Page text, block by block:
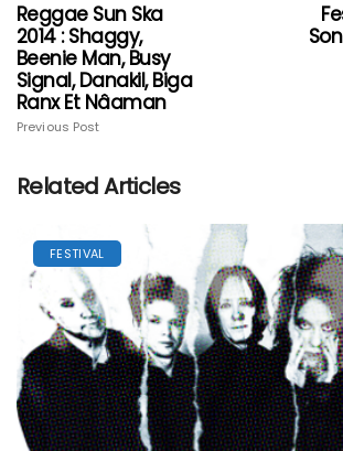
Reggae Sun Ska
2014 : Shaggy,
Beenie Man, Busy
Signal, Danakil, Biga
Ranx Et Nâaman
Previous Post
Related Articles
FESTIVAL